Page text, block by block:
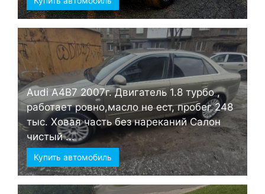
Audi А4B7 2007г. Двигатель 1.8 турбо ,
работает ровно,масло не ест, пробег 248
тыс. Ховая часть без нареканий Салон
чистый ...
Купить автомобиль